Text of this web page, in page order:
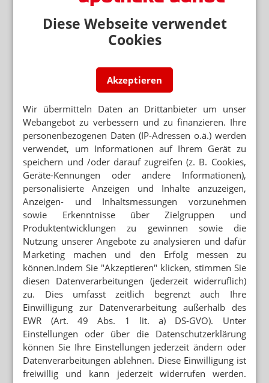
Diese Webseite verwendet
Cookies
Akzeptieren
Wir übermitteln Daten an Drittanbieter um unser
Webangebot zu verbessern und zu finanzieren. Ihre
personenbezogenen Daten (IP-Adressen o.ä.) werden
verwendet, um Informationen auf Ihrem Gerät zu
speichern und /oder darauf zugreifen (z. B. Cookies,
Geräte-Kennungen oder andere Informationen),
personalisierte Anzeigen und Inhalte anzuzeigen,
Anzeigen- und Inhaltsmessungen vorzunehmen
sowie Erkenntnisse über Zielgruppen und
Produktentwicklungen zu gewinnen sowie die
Nutzung unserer Angebote zu analysieren und dafür
Marketing machen und den Erfolg messen zu
können.Indem Sie "Akzeptieren" klicken, stimmen Sie
diesen Datenverarbeitungen (jederzeit widerruflich)
zu. Dies umfasst zeitlich begrenzt auch Ihre
Einwilligung zur Datenverarbeitung außerhalb des
EWR (Art. 49 Abs. 1 lit. a) DS-GVO). Unter
Einstellungen oder über die Datenschutzerklärung
können Sie Ihre Einstellungen jederzeit ändern oder
Datenverarbeitungen ablehnen. Diese Einwilligung ist
freiwillig und kann jederzeit widerrufen werden.
RESOLUTION VON ÄRZTEN UND APOTHEKERN
Brandenburg: Vereint gegen das Impfrecht
MODELLVORHABEN
Grippeschutz: Kein Pieks ohne Honorar?
Mehr zum Thema
„GERECHT! GESUND! GENIESSEN!“
Hanfparade: Demonstranten fordern umfassende
Legalisierung
APORETRO – DER SATIRISCHE WOCHENRÜCKBLICK
Apotheken sollen Heizlüfter und Sandsäcke abgeben
STREICHUNG DER ERSTATTUNGSFÄHIGKEIT
Cannabisversorgung: Lob für GKV und KBV
Mehr aus Ressort
„DIESE REGIERUNG MUSS WEG“
Protest gegen die Bundesregierung
MEHR HITZETOTE
Hitzeschutz: Was tut die Bundesregierung?
BUNDESREGIERUNG PRÜFT UMSETZUNGSBEDARF